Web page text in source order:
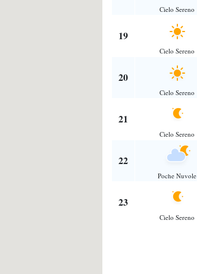
Cielo Sereno
19
Cielo Sereno
20
Cielo Sereno
21
Cielo Sereno
22
Poche Nuvole
23
Cielo Sereno